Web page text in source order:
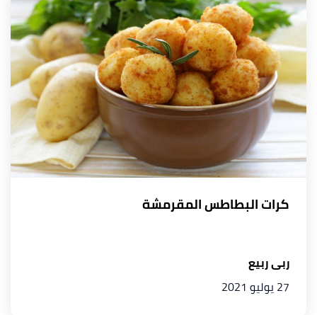
كرات البطاطس المقرمشة
ربى ربيع
27 يوليو 2021